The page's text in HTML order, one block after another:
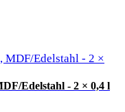
Edelstahl - 2 × 0,4 l